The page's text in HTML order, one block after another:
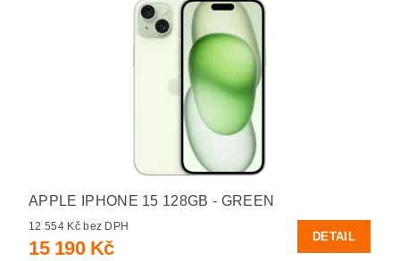
APPLE IPHONE 15 128GB - GREEN
12 554 Kč bez DPH
15 190 Kč
DETAIL